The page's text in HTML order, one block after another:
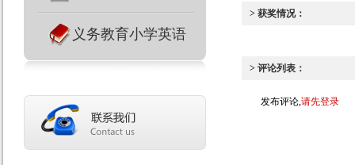
义务教育小学英语
> 获奖情况：
> 评论列表：
发布评论,请先登录